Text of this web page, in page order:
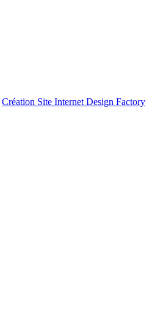
Création Site Internet Design Factory